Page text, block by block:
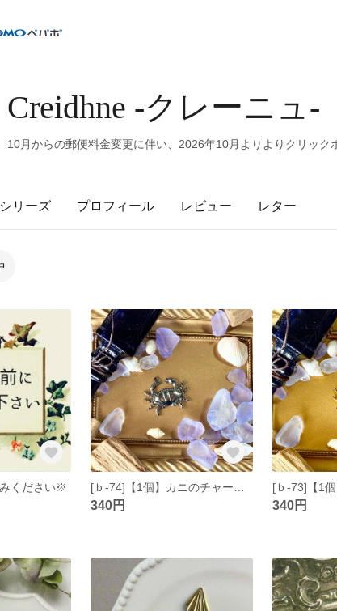
Creidhne -クレーニュ-
10月からの郵便料金変更に伴い、2026年10月よりよりクリック
シリーズ プロフィール レビュー レター
ください※
340円 340円